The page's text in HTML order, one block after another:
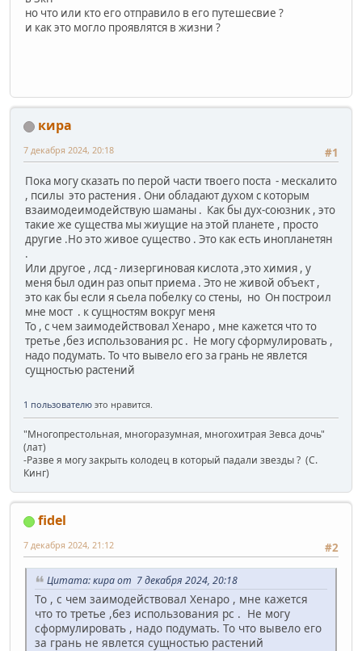
но что или кто его отправило в его путешесвие ?
и как это могло проявлятся в жизни ?
кира
#1
7 декабря 2024, 20:18
Пока могу сказать по перой части твоего поста - мескалито
, псилы это растения . Они обладают духом с которым
взаимодеимодействую шаманы . Как бы дух-союзник , это
такие же существа мы жиущие на этой планете , просто
другие .Но это живое существо . Это как есть инопланетян
.
Или другое , лсд - лизергиновая кислота ,это химия , у
меня был один раз опыт приема . Это не живой объект ,
это как бы если я сьела побелку со стены, но Он построил
мне мост . к сущностям вокруг меня
То , с чем заимодействовал Хенаро , мне кажется что то
третье ,без использования рс . Не могу сформулировать ,
надо подумать. То что вывело его за грань не явлется
сущностью растений
1 пользователю это нравится.
"Многопрестольная, многоразумная, многохитрая Зевса дочь"
(лат)
-Разве я могу закрыть колодец в который падали звезды ? (C.
Кинг)
fidel
#2
7 декабря 2024, 21:12
Цитата: кира от 7 декабря 2024, 20:18
То , с чем заимодействовал Хенаро , мне кажется
что то третье ,без использования рс . Не могу
сформулировать , надо подумать. То что вывело его
за грань не явлется сущностью растений